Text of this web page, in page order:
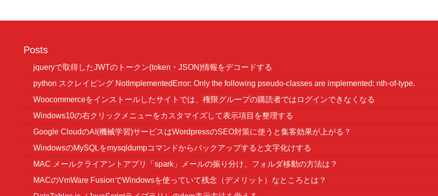
Posts
jqueryで取得したJWTのトークン(token・JSON)情報をデコードする
python スクレイピング NotImplementedError: Only the following pseudo-classes are implemented: nth-of-type.
Woocommerceをインストールしたサイトでは、権限グループの購読者ではログインできなくなる
Windows10の右クリックメニューをカスタマイズして表示項目を整理する
Google CloudのAI(機械学習)サービスはWordpressのSEO対策に使うと集客効果が上がる？
WindowsのMySQLをmysqldumpコマンドからバックアップすると文字化けする
MAC メールクライアントアプリ「spark」メールの振り分け、フォルダ移動の方法は？
MACのVmWare FusionでWindowsを使っていて残念（デメリット）なところとは？